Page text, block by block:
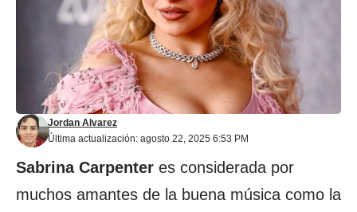
Última actualización: agosto 22, 2025 6:53 PM
Jordan Alvarez
Sabrina Carpenter es considerada por
muchos amantes de la buena música como la